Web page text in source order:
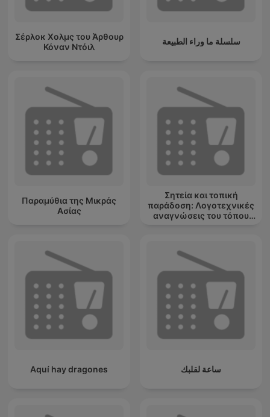
Σέρλοκ Χολμς του Άρθουρ
Κόναν Ντόιλ
سلسلة ما وراء الطبيعة
Παραμύθια της Μικράς
Ασίας
Σητεία και τοπική
παράδοση: Λογοτεχνικές
αναγνώσεις του τόπου
Aquí hay dragones ساعة لقلبك